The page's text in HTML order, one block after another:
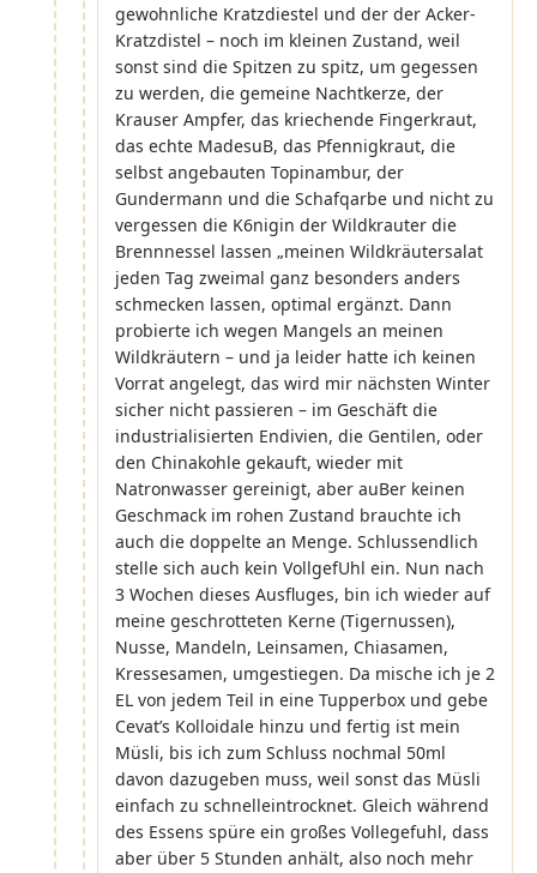
gewohnliche Kratzdiestel und der der Acker-
Kratzdistel – noch im kleinen Zustand, weil
sonst sind die Spitzen zu spitz, um gegessen
zu werden, die gemeine Nachtkerze, der
Krauser Ampfer, das kriechende Fingerkraut,
das echte MadesuB, das Pfennigkraut, die
selbst angebauten Topinambur, der
Gundermann und die Schafqarbe und nicht zu
vergessen die K6nigin der Wildkrauter die
Brennnessel lassen „meinen Wildkräutersalat
jeden Tag zweimal ganz besonders anders
schmecken lassen, optimal ergänzt. Dann
probierte ich wegen Mangels an meinen
Wildkräutern – und ja leider hatte ich keinen
Vorrat angelegt, das wird mir nächsten Winter
sicher nicht passieren – im Geschäft die
industrialisierten Endivien, die Gentilen, oder
den Chinakohle gekauft, wieder mit
Natronwasser gereinigt, aber auBer keinen
Geschmack im rohen Zustand brauchte ich
auch die doppelte an Menge. Schlussendlich
stelle sich auch kein VollgefUhl ein. Nun nach
3 Wochen dieses Ausfluges, bin ich wieder auf
meine geschrotteten Kerne (Tigernussen),
Nusse, Mandeln, Leinsamen, Chiasamen,
Kressesamen, umgestiegen. Da mische ich je 2
EL von jedem Teil in eine Tupperbox und gebe
Cevat’s Kolloidale hinzu und fertig ist mein
Müsli, bis ich zum Schluss nochmal 50ml
davon dazugeben muss, weil sonst das Müsli
einfach zu schnelleintrocknet. Gleich während
des Essens spüre ein großes Vollegefuhl, dass
aber über 5 Stunden anhält, also noch mehr